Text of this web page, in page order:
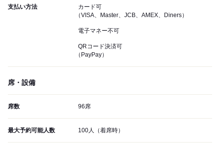
支払い方法
カード可
（VISA、Master、JCB、AMEX、Diners）
電子マネー不可
QRコード決済可
（PayPay）
席・設備
席数 96席
最大予約可能人数 100人（着席時）